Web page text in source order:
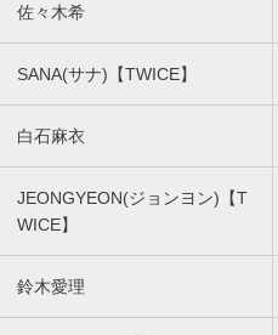
佐々木希
SANA(サナ)【TWICE】
白石麻衣
JEONGYEON(ジョンヨン)【T
WICE】
鈴木愛理